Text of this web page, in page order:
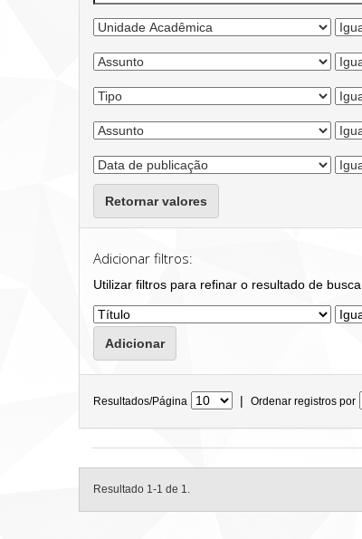
Retornar valores
Adicionar filtros:
Utilizar filtros para refinar o resultado de busca.
Resultados/Página | Ordenar registros por
Resultado 1-1 de 1.